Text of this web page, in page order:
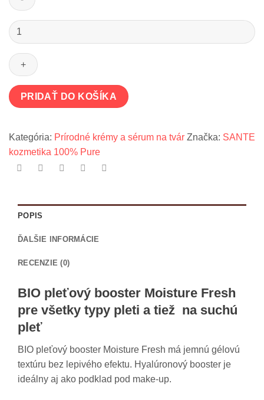
množstvo
BIO
pleťový
booster
Fresh
na
hydratáciu
PRIDAŤ DO KOŠÍKA
Kategória: Prírodné krémy a sérum na tvár Značka: SANTE
kozmetika 100% Pure
POPIS
ĎALŠIE INFORMÁCIE
RECENZIE (0)
BIO pleťový booster Moisture Fresh
pre všetky typy pleti a tiež na suchú
pleť
BIO pleťový booster Moisture Fresh má jemnú gélovú
textúru bez lepivého efektu. Hyalúronový booster je
ideálny aj ako podklad pod make-up.